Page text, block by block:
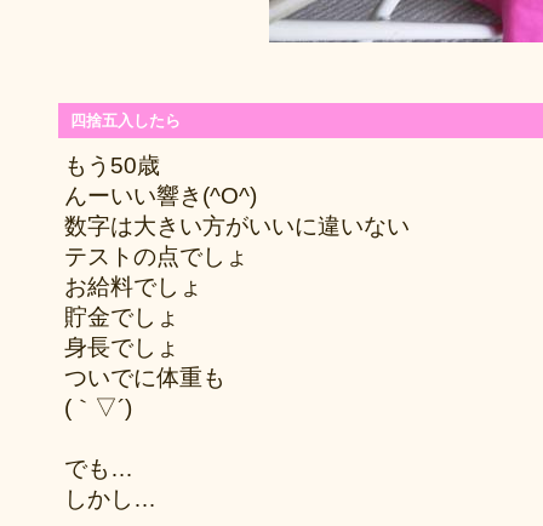
四捨五入したら
もう50歳
んーいい響き(^O^)
数字は大きい方がいいに違いない
テストの点でしょ
お給料でしょ
貯金でしょ
身長でしょ
ついでに体重も
(｀▽´)
でも…
しかし…